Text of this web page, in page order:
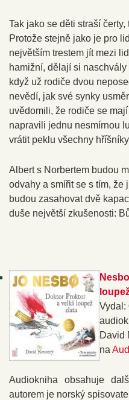
Tak jako se děti straší
Protože stejně jako je pro
největším trestem jít mezi
hamižní, dělají si
když už rodiče dvou
nevědí, jak své synky
uvědomili, že rodiče se
napravili jednu nesmírnou
vrátit peklu všechny
Albert s Norbertem budou
odvahy a smířit se s tím,
budou zasahovat dvě
duše největší zkušenosti:
Vydal:
David
na
Audiokniha obsahuje
autorem je norský